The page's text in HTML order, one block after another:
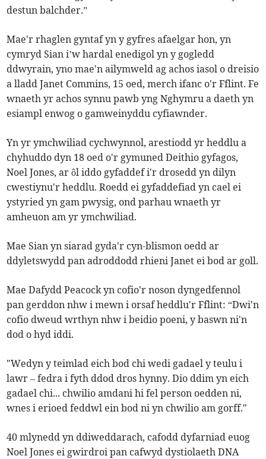
destun balchder.”
Mae'r rhaglen gyntaf yn y gyfres afaelgar hon, yn
cymryd Sian i’w hardal enedigol yn y gogledd
ddwyrain, yno mae'n ailymweld ag achos iasol o dreisio
a lladd Janet Commins, 15 oed, merch ifanc o'r Fflint. Fe
wnaeth yr achos synnu pawb yng Nghymru a daeth yn
esiampl enwog o gamweinyddu cyfiawnder.
Yn yr ymchwiliad cychwynnol, arestiodd yr heddlu a
chyhuddo dyn 18 oed o'r gymuned Deithio gyfagos,
Noel Jones, ar ôl iddo gyfaddef i'r drosedd yn dilyn
cwestiynu'r heddlu. Roedd ei gyfaddefiad yn cael ei
ystyried yn gam pwysig, ond parhau wnaeth yr
amheuon am yr ymchwiliad.
Mae Sian yn siarad gyda'r cyn-blismon oedd ar
ddyletswydd pan adroddodd rhieni Janet ei bod ar goll.
Mae Dafydd Peacock yn cofio'r noson dyngedfennol
pan gerddon nhw i mewn i orsaf heddlu'r Fflint: “Dwi'n
cofio dweud wrthyn nhw i beidio poeni, y baswn ni'n
dod o hyd iddi.
"Wedyn y teimlad eich bod chi wedi gadael y teulu i
lawr – fedra i fyth ddod dros hynny. Dio ddim yn eich
gadael chi... chwilio amdani hi fel person oedden ni,
wnes i erioed feddwl ein bod ni yn chwilio am gorff."
40 mlynedd yn ddiweddarach, cafodd dyfarniad euog
Noel Jones ei gwirdroi pan cafwyd dystiolaeth DNA